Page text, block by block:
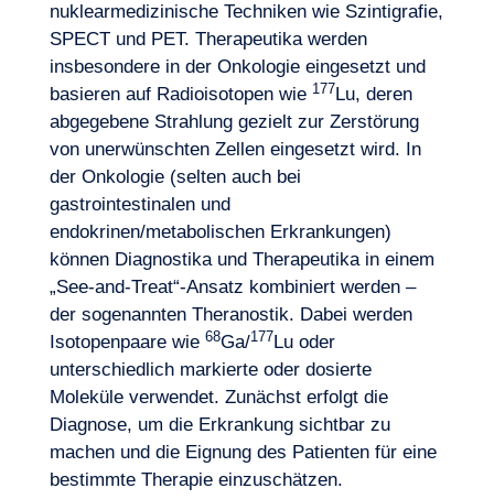
Lust, an Bord zu gehen?
nuklearmedizinische Techniken wie Szintigrafie,
SPECT und PET. Therapeutika werden
insbesondere in der Onkologie eingesetzt und
basieren auf Radioisotopen wie 177Lu, deren
abgegebene Strahlung gezielt zur Zerstörung
von unerwünschten Zellen eingesetzt wird. In
der Onkologie (selten auch bei
gastrointestinalen und
endokrinen/metabolischen Erkrankungen)
können Diagnostika und Therapeutika in einem
„See-and-Treat“-Ansatz kombiniert werden –
der sogenannten Theranostik. Dabei werden
Isotopenpaare wie 68Ga/177Lu oder
unterschiedlich markierte oder dosierte
Moleküle verwendet. Zunächst erfolgt die
Diagnose, um die Erkrankung sichtbar zu
machen und die Eignung des Patienten für eine
bestimmte Therapie einzuschätzen.